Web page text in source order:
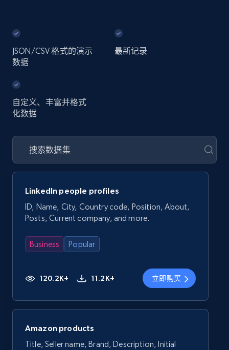
JSON/CSV 格式的演示
数据
最新记录
自定义、丰富并格式
化数据
LinkedIn people profiles
ID, Name, City, Country code, Position, About,
Posts, Current company, and more.
Business Popular
120.2K+ 11.2K+ 立即购买
Amazon products
Title, Seller name, Brand, Description, Initial